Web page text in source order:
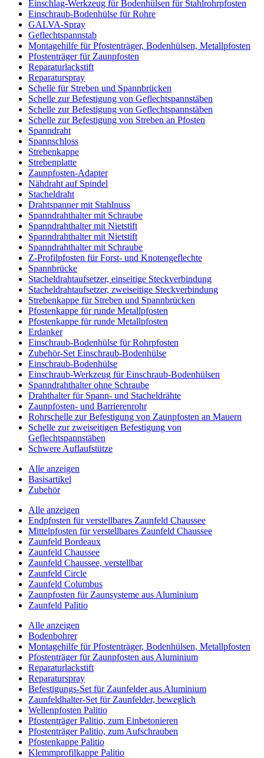
Einschlag-Werkzeug für Bodenhülsen für Stahlrohrpfosten
Einschraub-Bodenhülse für Rohre
GALVA-Spray
Geflechtspannstab
Montagehilfe für Pfostenträger, Bodenhülsen, Metallpfosten
Pfostenträger für Zaunpfosten
Reparaturlackstift
Reparaturspray
Schelle für Streben und Spannbrücken
Schelle zur Befestigung von Geflechtspannstäben
Schelle zur Befestigung von Geflechtspannstäben
Schelle zur Befestigung von Streben an Pfosten
Spanndraht
Spannschloss
Strebenkappe
Strebenplatte
Zaunpfosten-Adapter
Nähdraht auf Spindel
Stacheldraht
Drahtspanner mit Stahlnuss
Spanndrahthalter mit Schraube
Spanndrahthalter mit Nietstift
Spanndrahthalter mit Nietstift
Spanndrahthalter mit Schraube
Z-Profilpfosten für Forst- und Knotengeflechte
Spannbrücke
Stacheldrahtaufsetzer, einseitige Steckverbindung
Stacheldrahtaufsetzer, zweiseitige Steckverbindung
Strebenkappe für Streben und Spannbrücken
Pfostenkappe für runde Metallpfosten
Pfostenkappe für runde Metallpfosten
Erdanker
Einschraub-Bodenhülse für Rohrpfosten
Zubehör-Set Einschraub-Bodenhülse
Einschraub-Bodenhülse
Einschraub-Werkzeug für Einschraub-Bodenhülsen
Spanndrahthalter ohne Schraube
Drahthalter für Spann- und Stacheldrähte
Zaunpfosten- und Barrierenrohr
Rohrschelle zur Befestigung von Zaunpfosten an Mauern
Schelle zur zweiseitigen Befestigung von
Geflechtspannstäben
Schwere Auflaufstütze
Alle anzeigen
Basisartikel
Zubehör
Alle anzeigen
Endpfosten für verstellbares Zaunfeld Chaussee
Mittelpfosten für verstellbares Zaunfeld Chaussee
Zaunfeld Bordeaux
Zaunfeld Chaussee
Zaunfeld Chaussee, verstellbar
Zaunfeld Circle
Zaunfeld Columbus
Zaunpfosten für Zaunsysteme aus Aluminium
Zaunfeld Palitio
Alle anzeigen
Bodenbohrer
Montagehilfe für Pfostenträger, Bodenhülsen, Metallpfosten
Pfostenträger für Zaunpfosten aus Aluminium
Reparaturlackstift
Reparaturspray
Befestigungs-Set für Zaunfelder aus Aluminium
Zaunfeldhalter-Set für Zaunfelder, beweglich
Wellenpfosten Palitio
Pfostenträger Palitio, zum Einbetonieren
Pfostenträger Palitio, zum Aufschrauben
Pfostenkappe Palitio
Klemmprofilkappe Palitio